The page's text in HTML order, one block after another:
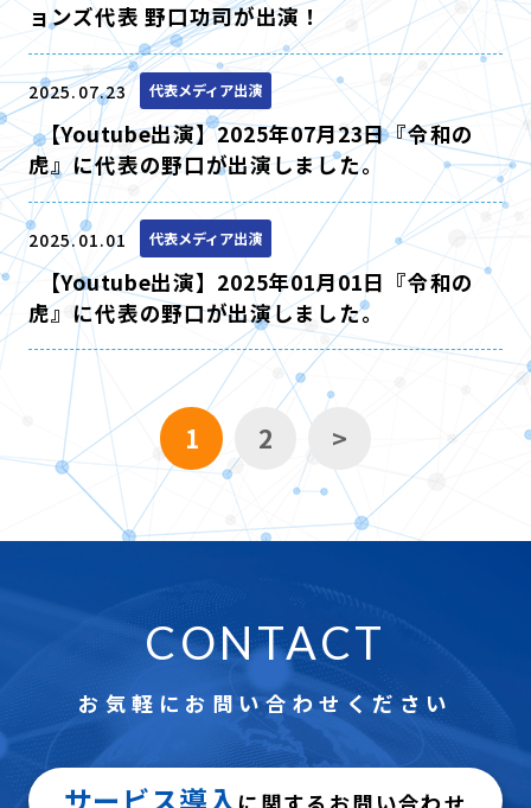
ョンズ代表 野口功司が出演！
2025.07.23 代表メディア出演
【Youtube出演】2025年07月23日『令和の
虎』に代表の野口が出演しました。
2025.01.01 代表メディア出演
【Youtube出演】2025年01月01日『令和の
虎』に代表の野口が出演しました。
1 2 >
CONTACT
お気軽にお問い合わせください
サービス導入